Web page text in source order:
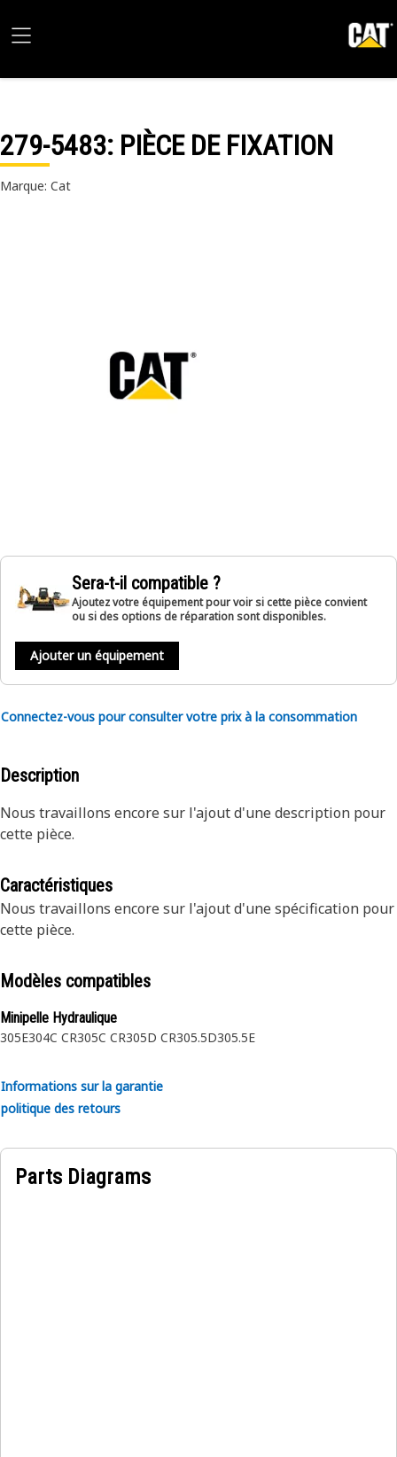
279-5483: PIÈCE DE FIXATION
Marque: Cat
Sera-t-il compatible ?
Ajoutez votre équipement pour voir si cette pièce convient
ou si des options de réparation sont disponibles.
Ajouter un équipement
Connectez-vous pour consulter votre prix à la consommation
Description
Nous travaillons encore sur l'ajout d'une description pour
cette pièce.
Caractéristiques
Nous travaillons encore sur l'ajout d'une spécification pour
cette pièce.
Modèles compatibles
Minipelle Hydraulique
305E304C CR305C CR305D CR305.5D305.5E
Informations sur la garantie
politique des retours
Parts Diagrams